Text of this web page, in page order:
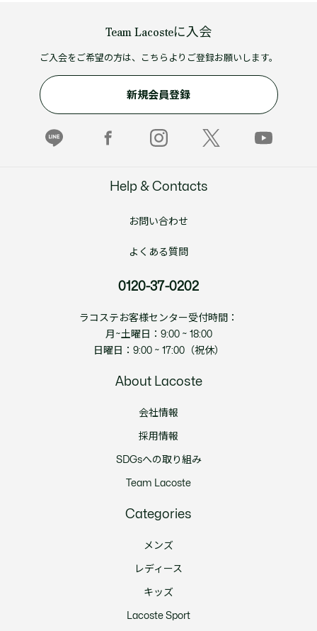
Team Lacosteに入会
ご入会をご希望の方は、こちらよりご登録お願いします。
新規会員登録
Help & Contacts
お問い合わせ
よくある質問
0120-37-0202
ラコステお客様センター受付時間：
月~土曜日：9:00 ~ 18:00
日曜日：9:00 ~ 17:00（祝休）
About Lacoste
会社情報
採用情報
SDGsへの取り組み
Team Lacoste
Categories
メンズ
レディース
キッズ
Lacoste Sport